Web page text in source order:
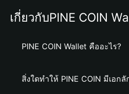
เกี่ยวกับPINE COIN
PINE COIN Wallet คืออะไร?
สิ่งใดทำให้ PINE COIN มีเอก